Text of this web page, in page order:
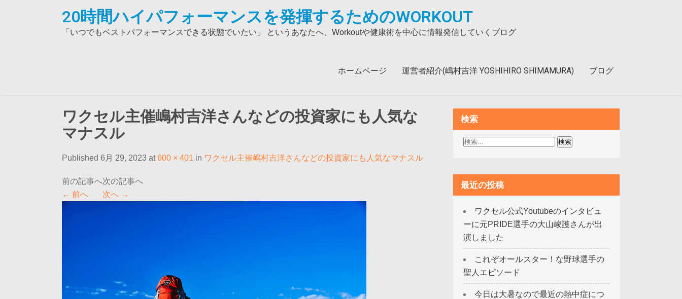
20時間ハイパフォーマンスを発揮するためのWORKOUT
「いつでもベストパフォーマンスできる状態でいたい」 というあなたへ、Workoutや健康術を中心に情報発信していくブログ
ホームページ 運営者紹介(嶋村吉洋 YOSHIHIRO SHIMAMURA) ブログ
ワクセル主催嶋村吉洋さんなどの投資家にも人気な
マナスル
Published 6月 29, 2023 at600 × 401 in ワクセル主催嶋村吉洋さんなどの投資家にも人気なマナスル
← 前へ 次へ →
検索
最近の投稿
ワクセル公式Youtubeのインタビュ
ーに元PRIDE選手の大山峻護さんが出
演しました
これぞオールスター！な野球選手の
聖人エピソード
今日は大暑なので最近の熱中症につ